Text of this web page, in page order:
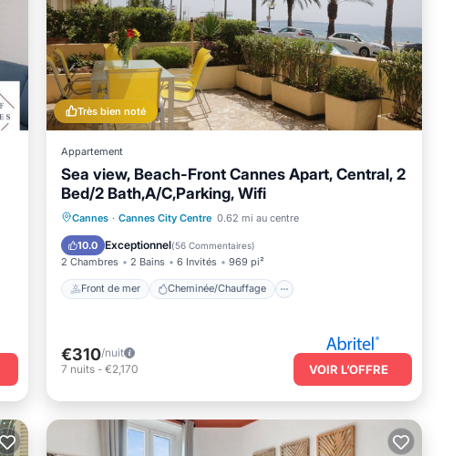
Très bien noté
Appartement
Sea view, Beach-Front Cannes Apart, Central, 2
Bed/2 Bath,A/C,Parking, Wifi
Cannes · Cannes City Centre 0.62 mi au centre
10.0 Exceptionnel(56 Commentaires)
2 Chambres 2 Bains 6 Invités 969 pi²
Front de mer Cheminée/Chauffage
Front de mer
Cheminée/Chauffage
Vue sur l’océan
Balcon/Terrasse
€310/nuit
7 nuits - €2,170 VOIR L’OFFRE